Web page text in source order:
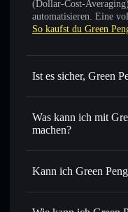
(Dollar-Cost-
automatisieren. Eine
So kaufst du Green
Ist es sicher, Green
Green Pengu
Was kann ich mit
machen?
Green Pengu
Sofort tauschen–
Order Routing zum
Kann ich Green